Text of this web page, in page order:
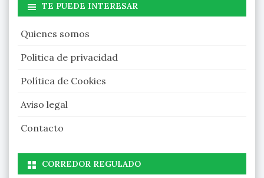
TE PUEDE INTERESAR
Quienes somos
Politica de privacidad
Política de Cookies
Aviso legal
Contacto
CORREDOR REGULADO